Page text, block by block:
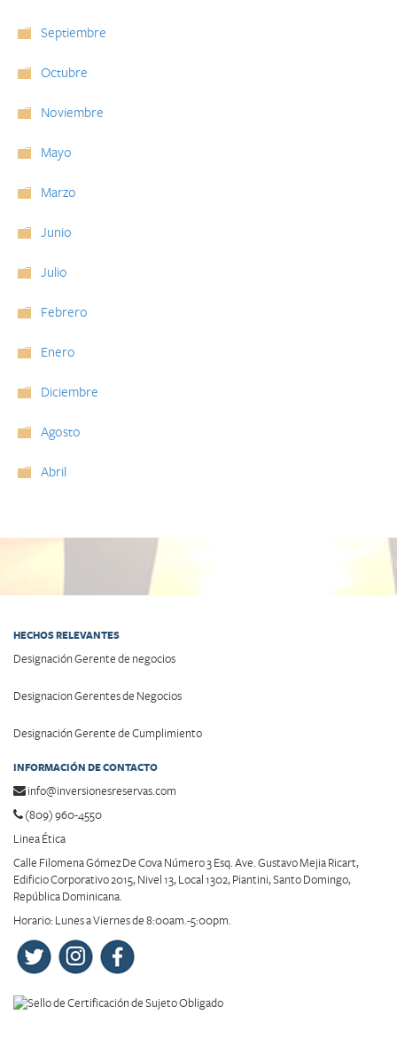
Septiembre
Octubre
Noviembre
Mayo
Marzo
Junio
Julio
Febrero
Enero
Diciembre
Agosto
Abril
HECHOS RELEVANTES
Designación Gerente de negocios
Designacion Gerentes de Negocios
Designación Gerente de Cumplimiento
INFORMACIÓN DE CONTACTO
info@inversionesreservas.com
(809) 960-4550
Linea Ética
Calle Filomena Gómez De Cova Número 3 Esq. Ave. Gustavo Mejia Ricart,
Edificio Corporativo 2015, Nivel 13, Local 1302, Piantini, Santo Domingo,
República Dominicana.
Horario: Lunes a Viernes de 8:00am.-5:00pm.